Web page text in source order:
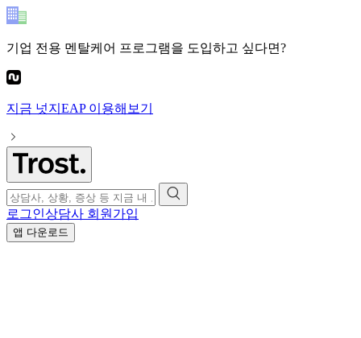
기업 전용 멘탈케어 프로그램을 도입하고 싶다면?
지금 넛지EAP이용해보기
로그인상담사 회원가입
앱 다운로드